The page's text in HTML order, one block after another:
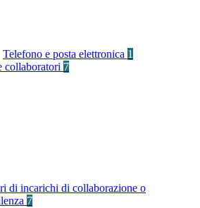
Telefono e posta elettronica 1
collaboratori 7
di incarichi di collaborazione o
7